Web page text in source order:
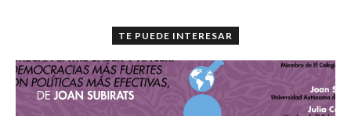
TE PUEDE INTERESAR